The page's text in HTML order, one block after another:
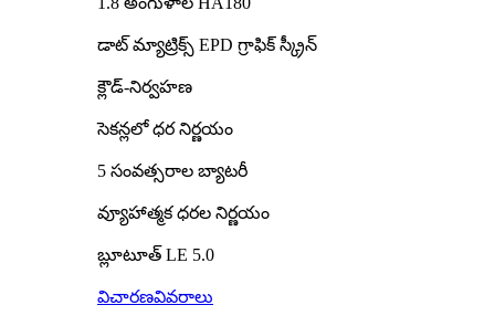
డాట్ మ్యాట్రిక్స్ EPD గ్రాఫిక్ స్క్రీన్
క్లౌడ్-నిర్వహణ
సెకన్లలో ధర నిర్ణయం
5 సంవత్సరాల బ్యాటరీ
వ్యూహాత్మక ధరల నిర్ణయం
బ్లూటూత్ LE 5.0
విచారణవివరాలు